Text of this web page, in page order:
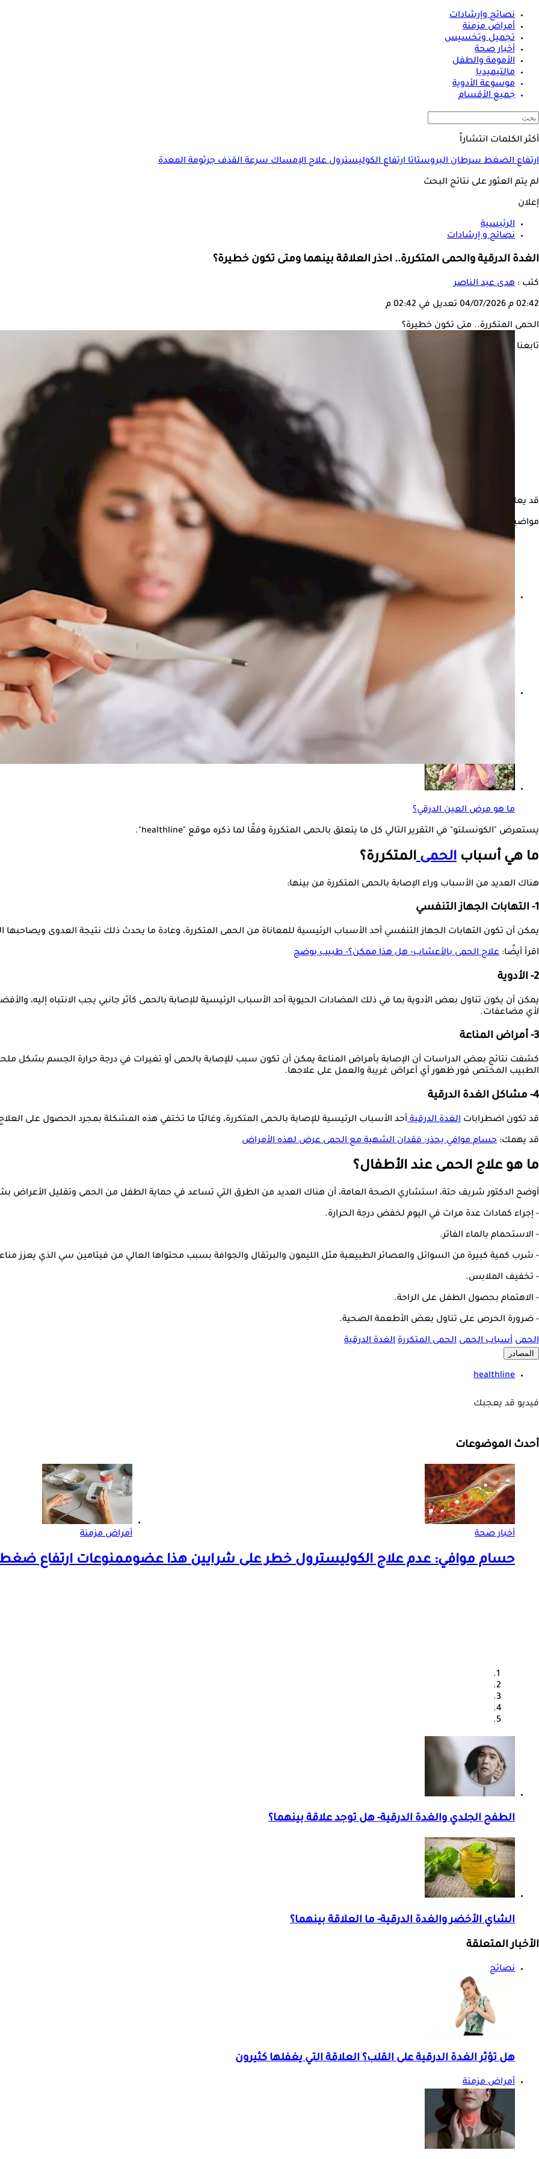
نصائح وإرشادات
أمراض مزمنة
تجميل وتخسيس
أخبار صحة
الأمومة والطفل
مالتيميديا
موسوعة الأدوية
جميع الأقسام
أكثر الكلمات انتشاراً
ارتفاع الضغطسرطان البروستاتاارتفاع الكوليسترولعلاج الإمساكسرعة القذفجرثومة المعدة
لم يتم العثور على نتائج البحث
إعلان
الرئيسية
نصائح و إرشادات
الغدة الدرقية والحمى المتكررة.. احذر العلاقة بينهما ومتى تكون خطيرة؟
كتب : هدى عبد الناصر
02:42 م 04/07/2026 تعديل في 02:42 م
الحمى المتكررة.. متى تكون خطيرة؟
تابعنا على
قد يعاني بعض الأشخاص من الإصابة بالحمى المتكررة التي يمكن أن يصاحبها بعض الأعراض المزعجة مما يستوجب استشارة الطبيب
مواضيع ذات صلة
هل تؤثر الغدة الدرقية على القلب؟ العلاقة التي يغفلها كثيرون
الغدة الدرقية والدورة الشهرية عند النساء.. ما العلاقة بينهما؟
ما هو مرض العين الدرقي؟
يستعرض "الكونسلتو" في التقرير التالي كل ما يتعلق بالحمى المتكررة وفقًا لما ذكره موقع "healthline".
ما هي أسباب الحمىالمتكررة؟
هناك العديد من الأسباب وراء الإصابة بالحمى المتكررة من بينها:
1- التهابات الجهاز التنفسي
يمكن أن تكون التهابات الجهاز التنفسي أحد الأسباب الرئيسية للمعاناة من الحمى المتكررة، وعادة ما يحدث ذلك نتيجة العدوى
اقرأ أيضًا: علاج الحمى بالأعشاب- هل هذا ممكن؟- طبيب يوضح
2- الأدوية
يمكن أن يكون تناول بعض الأدوية بما في ذلك المضادات الحيوية أحد الأسباب الرئيسية للإصابة بالحمى كآثر جانبي يجب الانتباه إليه،
لأي مضاعفات.
3- أمراض المناعة
كشفت نتائج بعض الدراسات أن الإصابة بأمراض المناعة يمكن أن تكون سبب للإصابة بالحمى أو تغيرات في درجة حرارة الجسم بشكل
الطبيب المختص فور ظهور أي أعراض غريبة والعمل على علاجها.
4- مشاكل الغدة الدرقية
قد تكون اضطرابات الغدة الدرقيةأحد الأسباب الرئيسية للإصابة بالحمى المتكررة، وغالبًا ما تختفي هذه المشكلة بمجرد الحصول على
قد يهمك: حسام موافي يحذر: فقدان الشهية مع الحمى عرض لهذه الأمراض
ما هو علاج الحمى عند الأطفال؟
أوضح الدكتور شريف حتة، استشاري الصحة العامة، أن هناك العديد من الطرق التي تساعد في حماية الطفل من الحمى وتقليل الأعراض
- إجراء كمادات عدة مرات في اليوم لخفض درجة الحرارة.
- الاستحمام بالماء الفاتر.
- شرب كمية كبيرة من السوائل والعصائر الطبيعية مثل الليمون والبرتقال والجوافة بسبب محتواها العالي من فيتامين سي الذي يعزز
- تخفيف الملابس.
- الاهتمام بحصول الطفل على الراحة.
- ضرورة الحرص على تناول بعض الأطعمة الصحية.
الحمى أسباب الحمى الحمى المتكررة الغدة الدرقية
المصادر
healthline
فيديو قد يعجبك
أحدث الموضوعات
أخبار صحة
حسام موافي: عدم علاج الكوليسترول خطر على شرايين هذا عضو
أمراض مزمنة
ممنوعات ارتفاع ضغط الدم- 3 مشروبات لا
الطفح الجلدي والغدة الدرقية- هل توجد علاقة بينهما؟
الشاي الأخضر والغدة الدرقية- ما العلاقة بينهما؟
الأخبار المتعلقة
نصائح
هل تؤثر الغدة الدرقية على القلب؟ العلاقة التي يغفلها كثيرون
أمراض مزمنة